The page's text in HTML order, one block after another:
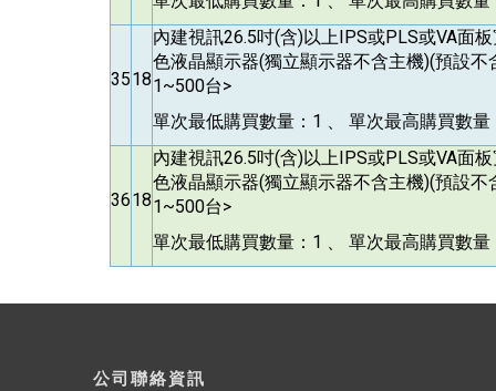
3518
內建視訊26.5吋(含)以上IPS或PLS或VA面
色液晶顯示器(獨立顯示器不含主機)(預設不
1~500台>
單次最低購買數量：1 、 單次最高購買數量
3618
內建視訊26.5吋(含)以上IPS或PLS或VA面
色液晶顯示器(獨立顯示器不含主機)(預設不
1~500台>
單次最低購買數量：1 、 單次最高購買數量
公司聯絡資訊